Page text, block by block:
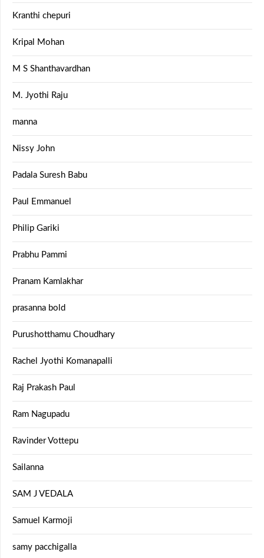
Kranthi chepuri
Kripal Mohan
M S Shanthavardhan
M. Jyothi Raju
manna
Nissy John
Padala Suresh Babu
Paul Emmanuel
Philip Gariki
Prabhu Pammi
Pranam Kamlakhar
prasanna bold
Purushotthamu Choudhary
Rachel Jyothi Komanapalli
Raj Prakash Paul
Ram Nagupadu
Ravinder Vottepu
Sailanna
SAM J VEDALA
Samuel Karmoji
samy pacchigalla